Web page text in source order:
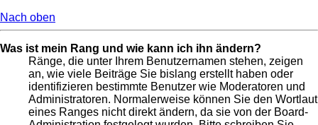
Nach oben
Was ist mein Rang und wie kann ich ihn ändern?
Ränge, die unter Ihrem Benutzernamen stehen, zeigen
an, wie viele Beiträge Sie bislang erstellt haben oder
identifizieren bestimmte Benutzer wie Moderatoren und
Administratoren. Normalerweise können Sie den Wortlaut
eines Ranges nicht direkt ändern, da sie von der Board-